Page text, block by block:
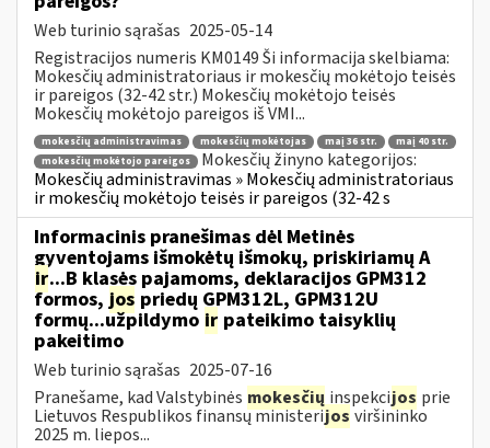
Web turinio sąrašas 2025-05-14
Registracijos numeris KM0149 Ši informacija skelbiama:
Mokesčių administratoriaus ir mokesčių mokėtojo teisės
ir pareigos (32-42 str.) Mokesčių mokėtojo teisės
Mokesčių mokėtojo pareigos iš VMI...
mokesčių administravimas mokesčių mokėtojas maį 36 str.
maį 40 str.
mokesčių mokėtojo pareigos
Mokesčių žinyno kategorijos:
Mokesčių administravimas » Mokesčių administratoriaus
ir mokesčių mokėtojo teisės ir pareigos (32-42 s
Informacinis pranešimas dėl Metinės
gyventojams išmokėtų išmokų, priskiriamų A
ir...B klasės pajamoms, deklaracijos GPM312
formos, jos priedų GPM312L, GPM312U
formų...užpildymo ir pateikimo taisyklių
pakeitimo
Web turinio sąrašas 2025-07-16
Pranešame, kad Valstybinės mokesčių inspekcijos prie
Lietuvos Respublikos finansų ministerijos viršininko
2025 m. liepos...